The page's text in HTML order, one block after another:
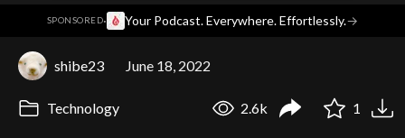
SPONSORED· Your Podcast. Everywhere. Effortlessly.→
shibe23 June 18, 2022
Technology 2.6k 1